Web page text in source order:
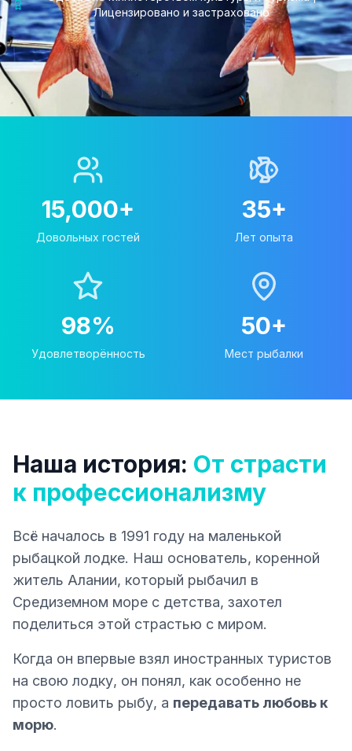
Лицензировано и застраховано
15,000+
Довольных гостей
35+
Лет опыта
98%
Удовлетворённость
50+
Мест рыбалки
Наша история: От страсти
к профессионализму
Всё началось в 1991 году на маленькой
рыбацкой лодке. Наш основатель, коренной
житель Алании, который рыбачил в
Средиземном море с детства, захотел
поделиться этой страстью с миром.
Когда он впервые взял иностранных туристов
на свою лодку, он понял, как особенно не
просто ловить рыбу, а передавать любовь к
морю.